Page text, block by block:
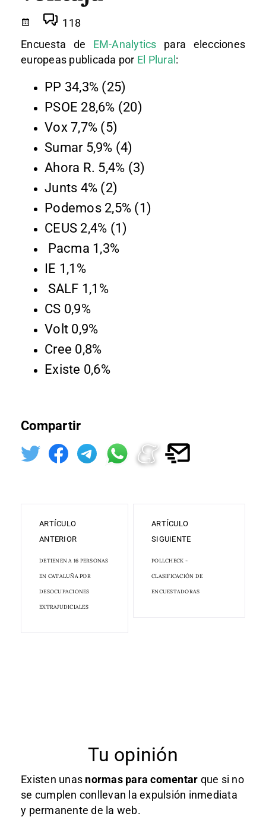
118
Encuesta de EM-Analytics para elecciones
europeas publicada por El Plural :
PP 34,3% (25)
PSOE 28,6% (20)
Vox 7,7% (5)
Sumar 5,9% (4)
Ahora R. 5,4% (3)
Junts 4% (2)
Podemos 2,5% (1)
CEUS 2,4% (1)
️ Pacma 1,3%
IE 1,1%
️ SALF 1,1%
CS 0,9%
Volt 0,9%
Cree 0,8%
Existe 0,6%
Compartir
ARTÍCULO
ANTERIOR
DETIENEN A 16 PERSONAS
EN CATALUÑA POR
DESOCUPACIONES
EXTRAJUDICIALES
ARTÍCULO
SIGUIENTE
POLLCHECK -
CLASIFICACIÓN DE
ENCUESTADORAS
Tu opinión
Existen unas normas para comentar que si no
se cumplen conllevan la expulsión inmediata
y permanente de la web.